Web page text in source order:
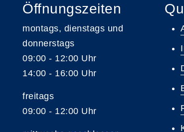
Öffnungszeiten
montags, dienstags und
donnerstags
09:00 - 12:00 Uhr
14:00 - 16:00 Uhr
freitags
09:00 - 12:00 Uhr